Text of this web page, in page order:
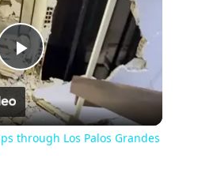
P
l
through Los Palos Grandes